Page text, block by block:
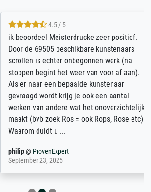
4.5 / 5
Meisterdrucke zeer positief.
69505 beschikbare kunstenaars
is echter onbegonnen werk (na
begint het weer van voor af aan).
een bepaalde kunstenaar
wordt krijg je ook een aantal
andere wat het onoverzichtelijk
zoek Ros = ook Rops, Rose etc).
duidt u ...
ProvenExpert
23, 2025